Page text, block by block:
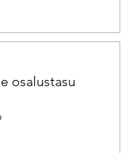
osalustasu